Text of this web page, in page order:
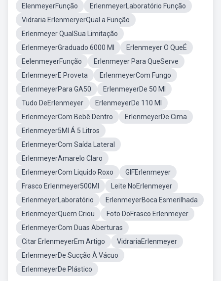
ElenmeyerFunção
ErlenmeyerLaboratório Função
Vidraria ErlenmeryerQual a Função
Erlenmeyer QualSua Limitação
ErlenmeyerGraduado 6000 Ml
Erlenmeyer O QueÉ
EelenmeyerFunção
Erlenmeyer Para QueServe
ErlenmeyerE Proveta
ErlenmeyerCom Fungo
ErlenmeyerPara GA50
ErlenmeyerDe 50 Ml
Tudo DeErlenmeyer
ErlenmeyerDe 110 Ml
ErlenmeyerCom Bebê Dentro
ErlenmeyerDe Cima
Erlenmeyer5Ml Á 5 Litros
ErlenmeyerCom Saída Lateral
ErlenmeyerAmarelo Claro
ErlenmeyerCom Liquido Roxo
GIFErlenmeyer
Frasco Erlenmeyer500Ml
Leite NoErlenmeyer
ErlenmeyerLaboratório
ErlenmeyerBoca Esmerilhada
ErlenmeyerQuem Criou
Foto DoFrasco Erlenmeyer
ErlenmeyerCom Duas Aberturas
Citar ErlenmeyerEm Artigo
VidrariaErlenmeyer
ErlenmeyerDe Sucção À Vácuo
ErlenmeyerDe Plástico